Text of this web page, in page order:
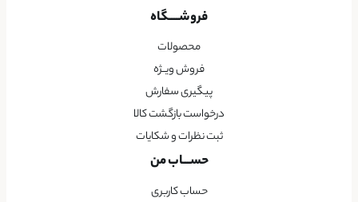
فروشــــگاه
محصولات
فروش ویــژه
پیگیری سفارش
درخواست بازگشت کالا
ثبت نظرات و شکایات
حســـاب من
حساب کاربری